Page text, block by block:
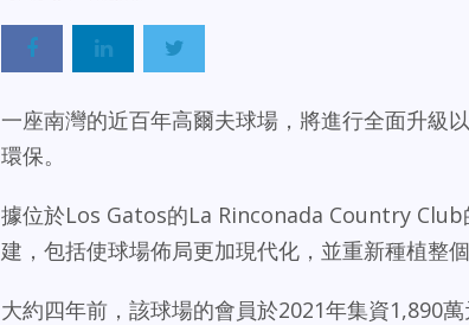
一座南灣的近百年高爾夫球場，將進行全面升級
環保。
據位於Los Gatos的La Rinconada Country Club
建，包括使球場佈局更加現代化，並重新種植整個
大約四年前，該球場的會員於2021年集資1,890